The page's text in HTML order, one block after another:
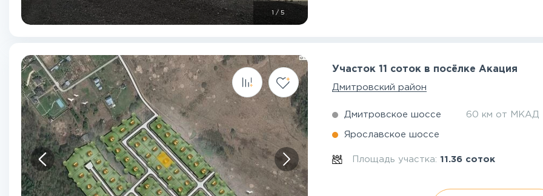
/ 5
Участок 11 соток в посёлке Акация
Дмитровский район
Дмитровское шоссе 60 км от МКАД
Ярославское шоссе
Площадь участка:11.36 соток